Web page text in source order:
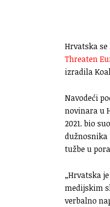
Hrvatska
Threaten
izradila
Navodeći
novinara u
2021. bio
dužnosnika
tužbe u
„Hrvatska
medijskim
verbalno